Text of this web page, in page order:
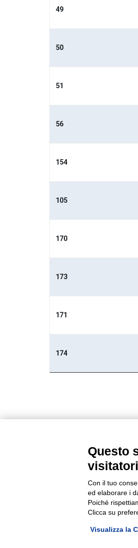
49
50
51
56
154
105
170
173
171
174
Autolinee Giachino S.r.l. a socio
P. iva
Questo
Con il tuo
ed elaborare i
Poiché
Clicca su
Visualizza la